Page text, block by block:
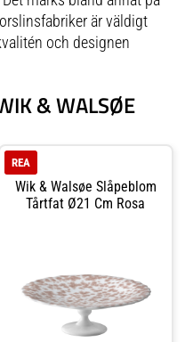
är väldigt
och designen
& WALSØE
Wik & Walsøe Slåpeblom
Tårtfat Ø21 Cm Rosa
REA